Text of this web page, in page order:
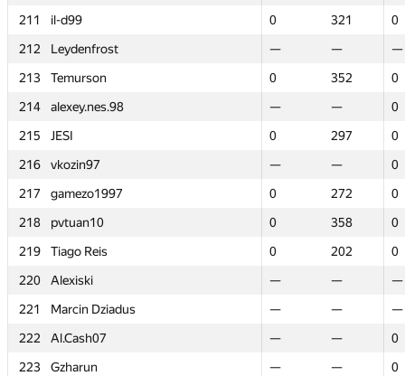
211
il-d99 0 321
0
212
Leydenfrost — —
—
213
Temurson 0 352
0
214
alexey.nes.98 — —
0
215
JESI 0 297
0
216
vkozin97 — —
0
217
gamezo1997 0 272
0
218
pvtuan10 0 358
0
219
Tiago Reis 0 202
0
220
Alexiski — —
—
221
Marcin Dziadus — —
—
222
Al.Cash07 — —
0
223
Gzharun — —
0
211
il-d99 0 321
0
212
Leydenfrost — —
—
213
Temurson 0 352
0
214
alexey.nes.98 — —
0
215
JESI 0 297
0
216
vkozin97 — —
0
217
gamezo1997 0 272
0
218
pvtuan10 0 358
0
219
Tiago Reis 0 202
0
220
Alexiski — —
—
221
Marcin Dziadus — —
—
222
Al.Cash07 — —
0
223
Gzharun — —
0